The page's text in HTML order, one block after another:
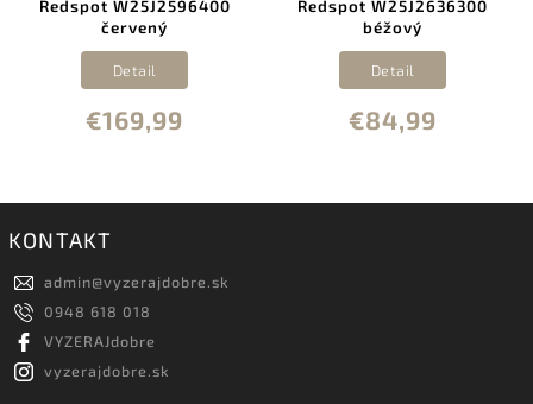
Redspot W25J2596400
červený
€169,99
Detail
Redspot W25J2636300
béžový
€84,99
Detail
KONTAKT
admin@vyzerajdobre.sk
0948 618 018
VYZERAJdobre
vyzerajdobre.sk